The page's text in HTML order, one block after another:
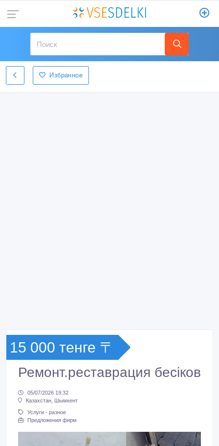
Избранное
15 000 тенге 〒
Ремонт.реставрация бесіков
05/07/2026 19:32
Казахстан, Шымкент
Услуги - разное
Предложения фирм